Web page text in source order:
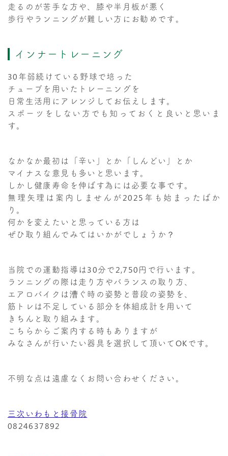
走るのが苦手な方や、膝や半月板が悪く
歩行やランニングが難しい方にお勧めです。
インナートレーニング
30年弱続けている野球で培った
チューブを用いたトレーニングを
日常生活用にアレンジしてお伝えします。
スポーツをしない方でも知っておくと良いと思いま
す。
なかなか最初は「辛い」とか「しんどい」とか
マイナスな意見も多いと思います。
しかし健康寿命を伸ばす為には必要な事です。
無理矢理は案内しませんが2025年も始まったばか
り。
何かを変えたいと思っている方は
ぜひ取り組んでみてはいかがでしょうか？
当院での運動指導は30分で2,750円で行います。
ランニングの際は走り方やバランスの取り方、
エアロバイクは漕ぐ時の姿勢と普段の姿勢を、
筋トレは不足している部分を体組成計を用いて
きちんと取り組みます。
こちらからご案内する時もありますが
みなさんが行いたい器具を選択して頂いてOKです。
不明な点は遠慮なくお問い合わせください。
三次いわもと接骨院
0824637892